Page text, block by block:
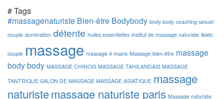
# Tags
#massagenaturiste Bien-être Bodybody body body coaching sexuel
couple domination détente huiles essentielles institut de massage naturiste libido
couple massage massage 4 mains Massage bien-être massage
body body MASSAGE CHINOIS MASSAGE TAHILANDAIS MASSAGE
TANTRIQUE SALON DE MASSAGE MASSAGE ASIATIQUE massage
naturistemassage naturiste paris Massage naturiste